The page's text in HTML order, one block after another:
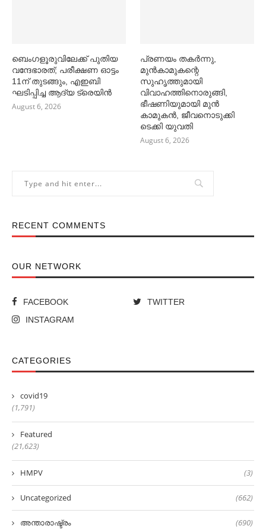
ബെംഗളൂരുവിലേക്ക് പുതിയ
വന്ദേഭാരത്; പരീക്ഷണ ഓട്ടം
11ന് തുടങ്ങും, എഇബി
ഘടിപ്പിച്ച ആദ്യ ട്രെയിന്‍
August 6, 2026
പ്രണയം തകര്‍ന്നു,
മുൻകാമുകന്റെ
സുഹൃത്തുമായി
വിവാഹത്തിനൊരുങ്ങി,
ഭീഷണിയുമായി മുൻ
കാമുകൻ, ജീവനൊടുക്കി
ടെക്കി യുവതി
August 6, 2026
RECENT COMMENTS
OUR NETWORK
FACEBOOK
TWITTER
INSTAGRAM
CATEGORIES
covid19
(1,791)
Featured
(21,623)
HMPV (3)
Uncategorized (662)
അന്താരാഷ്ട്രം (690)